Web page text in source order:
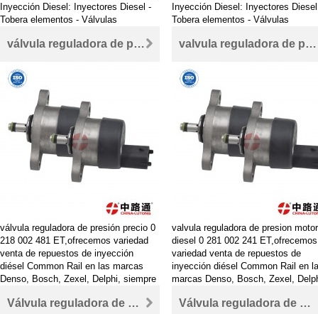
Inyección Diesel: Inyectores Diesel -
Tobera elementos - Válvulas
Cabezales
Inyección Diesel: Inyectores
Tobera elementos - Válvulas
Cabezales
válvula reguladora de presión precio 0 218 002 481
válvula reguladora de presión precio 0
218 002 481 ET,ofrecemos variedad
venta de repuestos de inyección
diésel Common Rail en las marcas
Denso, Bosch, Zexel, Delphi, siempre
valvula reguladora de presion motor diesel 0 281 002 241
valvula reguladora de presion motor
diesel 0 281 002 241 ET,ofrecemos
variedad venta de repuestos de
inyección diésel Common Rail en
marcas Denso, Bosch, Zexel,
Válvula reguladora de presión de inyección 0 281 002 445 Válvula reguladora de presión de bomba de combustible 0 281 002 481